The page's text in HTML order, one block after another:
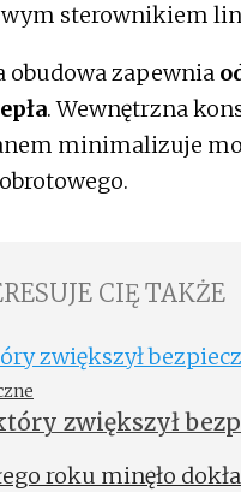
sterownikiem
obudowa zapewnia
. Wewnętrzna
minimalizuje
CIĘ TAKŻE
zwiększył
roku minęło